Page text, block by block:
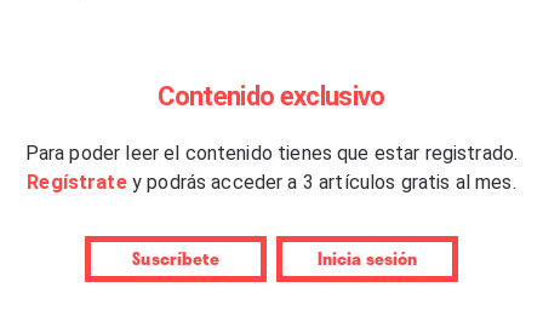
convirtieron en éxitos monstruosos para Crow
Club”(1993), o “If It Makes You Happy”, de“Sheryl
Crow”(1996). Parece mentira que hayan pasado
discos que llegaron al top 10 de la lista de éxitos
estadounidense.
Contenido exclusivo
Para poder leer el contenido tienes que estar registrado.
Regístrate y podrás acceder a 3 artículos gratis al mes.
Suscríbete Inicia sesión